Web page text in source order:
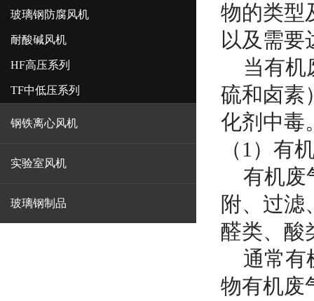
玻璃钢防腐风机
耐酸碱风机
HF高压系列
TF中低压系列
钢铁离心风机
实验室风机
玻璃钢制品
物的类型
以及需要
当有机
硫和卤素
化剂中毒
（1）有
有机废
附、过滤
醛类、酸
通常有
物有机废